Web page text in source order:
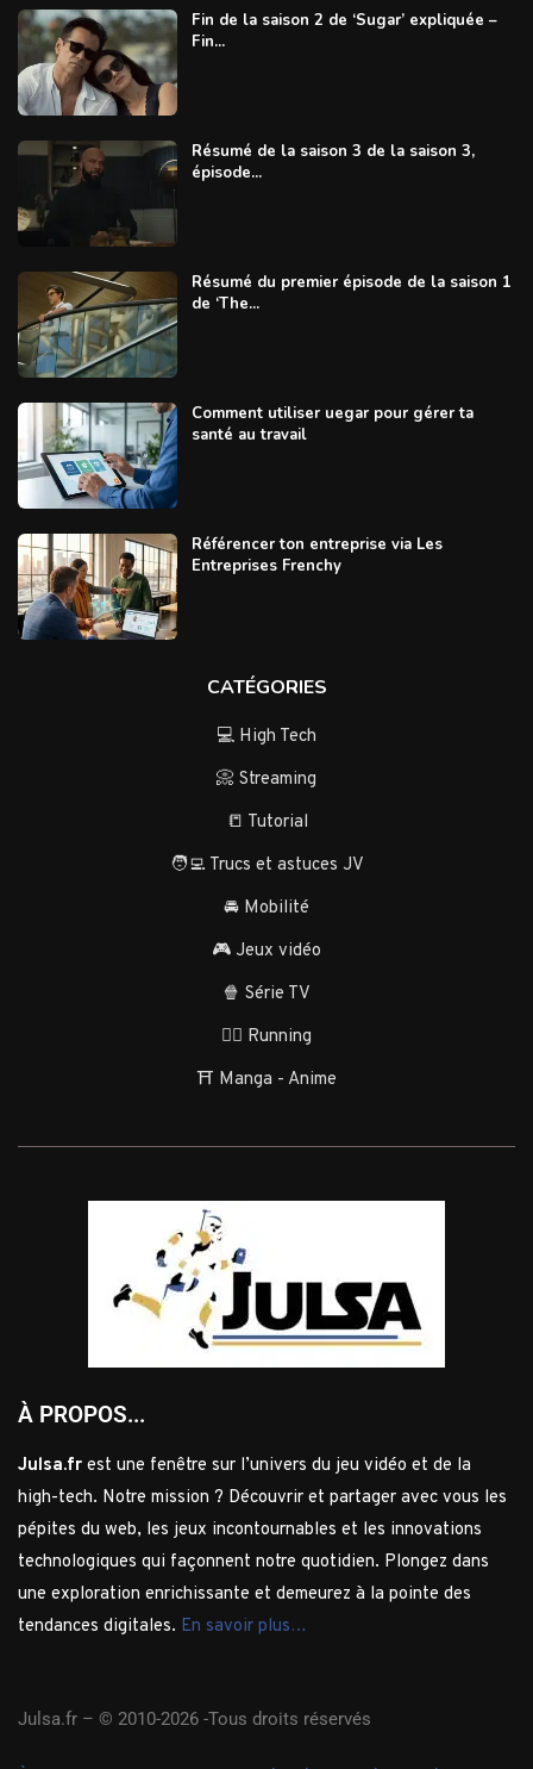
Fin de la saison 2 de ‘Sugar’ expliquée –
Fin...
Résumé de la saison 3 de la saison 3,
épisode...
Résumé du premier épisode de la saison 1
de ‘The...
Comment utiliser uegar pour gérer ta
santé au travail
Référencer ton entreprise via Les
Entreprises Frenchy
CATÉGORIES
💻 High Tech
📀 Streaming
📒 Tutorial
🧑‍💻 Trucs et astuces JV
🚘 Mobilité
🎮 Jeux vidéo
🍿 Série TV
🏃‍♂️ Running
⛩️ Manga - Anime
À PROPOS...
Julsa.fr est une fenêtre sur l’univers du jeu vidéo et de la
high-tech. Notre mission ? Découvrir et partager avec vous les
pépites du web, les jeux incontournables et les innovations
technologiques qui façonnent notre quotidien. Plongez dans
une exploration enrichissante et demeurez à la pointe des
tendances digitales. En savoir plus…
Julsa.fr – © 2010-2026 -Tous droits réservés